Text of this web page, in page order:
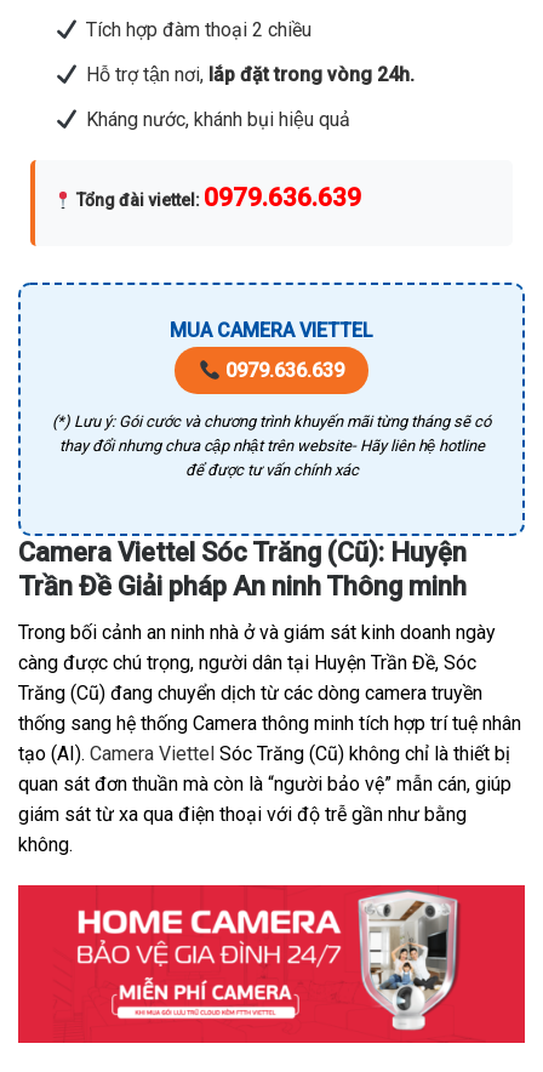
Tích hợp đàm thoại 2 chiều
Hỗ trợ tận nơi,lắp đặt trong vòng 24h.
Kháng nước, khánh bụi hiệu quả
Tổng đài viettel : 0979.636.639
MUA CAMERA VIETTEL
0979.636.639
(*) Lưu ý: Gói cước và chương trình khuyến mãi từng tháng sẽ có
thay đổi nhưng chưa cập nhật trên website- Hãy liên hệ hotline
để được tư vấn chính xác
Camera Viettel Sóc Trăng (Cũ): Huyện
Trần Đề Giải pháp An ninh Thông minh
Trong bối cảnh an ninh nhà ở và giám sát kinh doanh ngày
càng được chú trọng, người dân tại Huyện Trần Đề, Sóc
Trăng (Cũ) đang chuyển dịch từ các dòng camera truyền
thống sang hệ thống Camera thông minh tích hợp trí tuệ nhân
tạo (AI). Camera Viettel Sóc Trăng (Cũ) không chỉ là thiết bị
quan sát đơn thuần mà còn là “người bảo vệ” mẫn cán, giúp
giám sát từ xa qua điện thoại với độ trễ gần như bằng
không.